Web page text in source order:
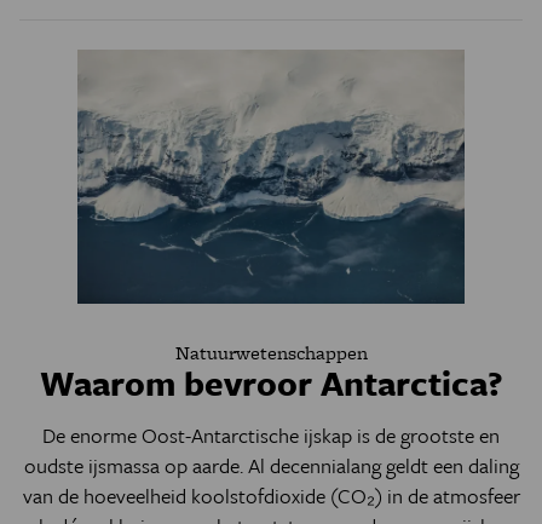
Natuurwetenschappen
Waarom bevroor Antarctica?
De enorme Oost-Antarctische ijskap is de grootste en
oudste ijsmassa op aarde. Al decennialang geldt een daling
van de hoeveelheid koolstofdioxide (CO₂) in de atmosfeer